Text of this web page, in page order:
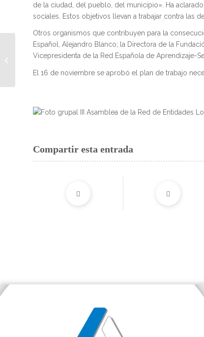
de la ciudad, del pueblo, del municipio». Ha
sociales. Estos objetivos llevan a trabajar contra las
Otros organismos que contribuyen para la
Español, Alejandro Blanco; la Directora de la
Vicepresidenta de la Red Española de Aprendizaje-
El 16 de noviembre se aprobó el plan de trabajo
Compartir esta entrada
ADECA firma un nuevo
convenio de
OnlineTraductores